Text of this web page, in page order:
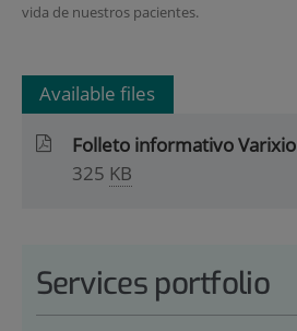
vida de nuestros pacientes.
Available files
Folleto informativo Varixio
325 KB
Services portfolio